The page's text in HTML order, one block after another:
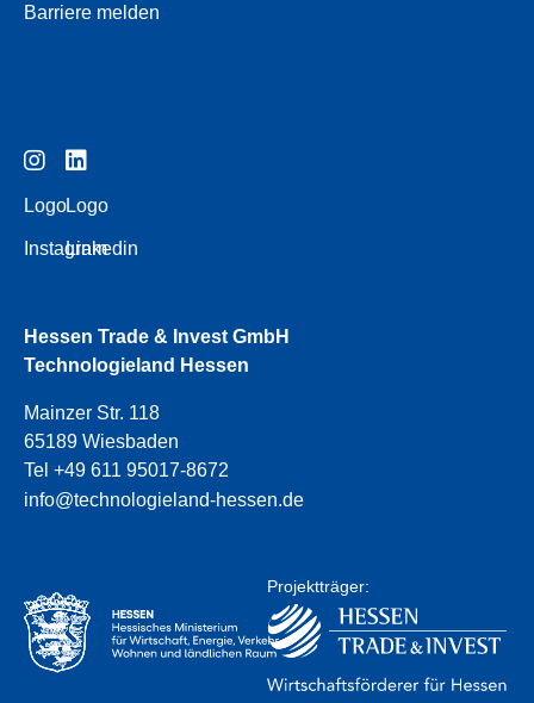
Barriere melden
Logo
Instagram
Logo
Linkedin
Hessen Trade & Invest GmbH
Technologieland Hessen
Mainzer Str. 118
65189 Wiesbaden
Tel +49 611 95017-8672
info@technologieland-hessen.de
Projektträger: